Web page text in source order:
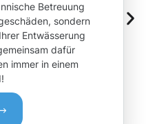
Betreuung
sondern
Entwässerung
dafür
immer in einem